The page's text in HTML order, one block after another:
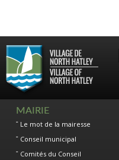
MAIRIE
Le mot de la mairesse
Conseil municipal
Comités du Conseil